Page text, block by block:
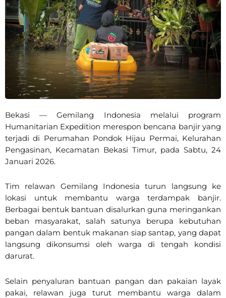
Bekasi — Gemilang Indonesia melalui program
Humanitarian Expedition merespon bencana banjir yang
terjadi di Perumahan Pondok Hijau Permai, Kelurahan
Pengasinan, Kecamatan Bekasi Timur, pada Sabtu, 24
Januari 2026.
Tim relawan Gemilang Indonesia turun langsung ke
lokasi untuk membantu warga terdampak banjir.
Berbagai bentuk bantuan disalurkan guna meringankan
beban masyarakat, salah satunya berupa kebutuhan
pangan dalam bentuk makanan siap santap, yang dapat
langsung dikonsumsi oleh warga di tengah kondisi
darurat.
Selain penyaluran bantuan pangan dan pakaian layak
pakai, relawan juga turut membantu warga dalam